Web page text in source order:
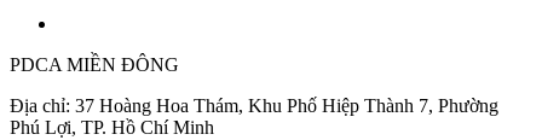
PDCA MIỀN ĐÔNG
Địa chỉ: 37 Hoàng Hoa Thám, Khu Phố Hiệp Thành 7, Phường
Phú Lợi, TP. Hồ Chí Minh